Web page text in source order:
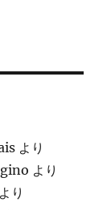
より
より
より